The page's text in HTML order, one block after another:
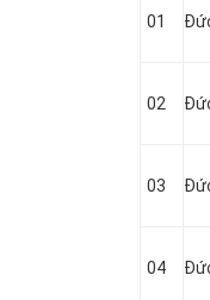
01
02
03
04